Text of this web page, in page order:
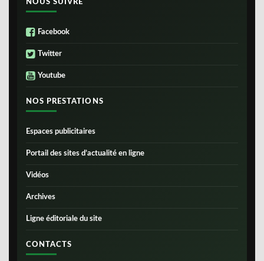
NOUS SUIVRE
Facebook
Twitter
Youtube
NOS PRESTATIONS
Espaces publicitaires
Portail des sites d’actualité en ligne
Vidéos
Archives
Ligne éditoriale du site
CONTACTS